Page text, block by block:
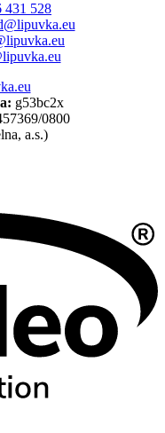
431 528
g53bc2x
0800
a.s.)